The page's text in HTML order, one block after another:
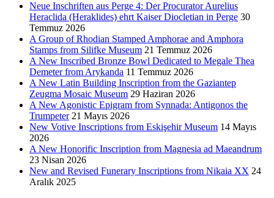
Neue Inschriften aus Perge 4: Der Procurator Aurelius
Heraclida (Heraklides) ehrt Kaiser Diocletian in Perge 30
Temmuz 2026
A Group of Rhodian Stamped Amphorae and Amphora
Stamps from Silifke Museum 21 Temmuz 2026
A New Inscribed Bronze Bowl Dedicated to Megale Thea
Demeter from Arykanda 11 Temmuz 2026
A New Latin Building Inscription from the Gaziantep
Zeugma Mosaic Museum 29 Haziran 2026
A New Agonistic Epigram from Synnada: Antigonos the
Trumpeter 21 Mayıs 2026
New Votive Inscriptions from Eskişehir Museum 14 Mayıs
2026
A New Honorific Inscription from Magnesia ad Maeandrum
23 Nisan 2026
New and Revised Funerary Inscriptions from Nikaia XX 24
Aralık 2025